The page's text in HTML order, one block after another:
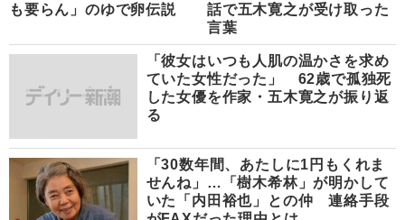
も要らん」のゆで卵伝説
話で五木寛之が受け取った
言葉
「彼女はいつも人肌の温かさを求め
ていた女性だった」 62歳で孤独死
した女優を作家・五木寛之が振り返
る
「30数年間、あたしに1円もくれま
せんね」…「樹木希林」が明かして
いた「内田裕也」との仲 連絡手段